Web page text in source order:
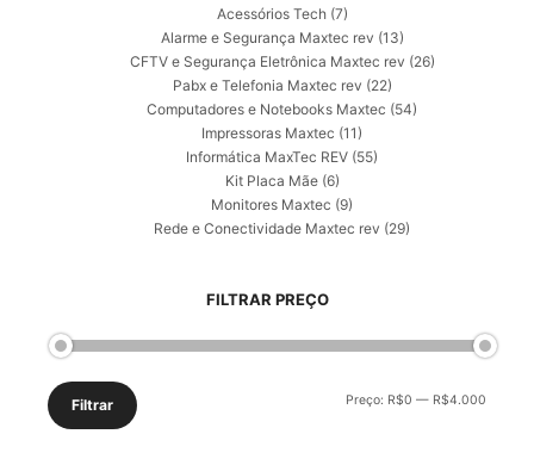
Acessórios Tech (7)
Alarme e Segurança Maxtec rev (13)
CFTV e Segurança Eletrônica Maxtec rev (26)
Pabx e Telefonia Maxtec rev (22)
Computadores e Notebooks Maxtec (54)
Impressoras Maxtec (11)
Informática MaxTec REV (55)
Kit Placa Mãe (6)
Monitores Maxtec (9)
Rede e Conectividade Maxtec rev (29)
FILTRAR PREÇO
Filtrar Preço: R$0 — R$4.000